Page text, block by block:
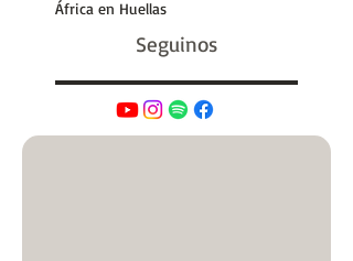
Latinoamérica sin vueltas
África en Huellas
Seguinos